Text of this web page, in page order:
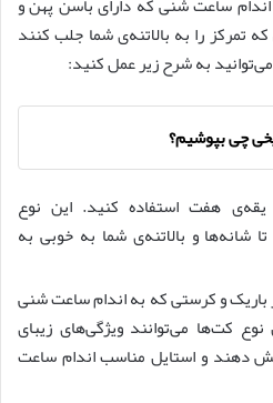
تمرکز را به بالاتنه‌ی شما جلب کنند
به شرح زیر عمل کنید:
چی بپوشیم؟
یقه‌ی هفت استفاده کنید. این نوع
شانه‌ها و بالاتنه‌ی شما به خوبی به
باریک و کرستی که به اندام ساعت شنی
کت‌ها می‌توانند ویژگی‌های زیبای
دهند و استایل مناسب اندام ساعت